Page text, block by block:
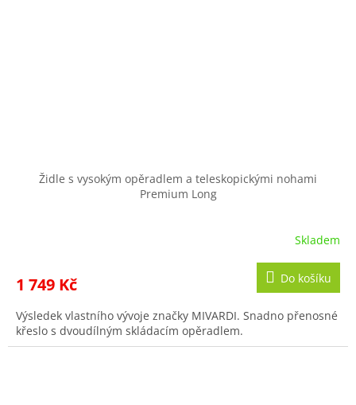
Židle s vysokým opěradlem a teleskopickými nohami
Premium Long
Skladem
1 749 Kč Do košíku
Výsledek vlastního vývoje značky MIVARDI. Snadno přenosné
křeslo s dvoudílným skládacím opěradlem.